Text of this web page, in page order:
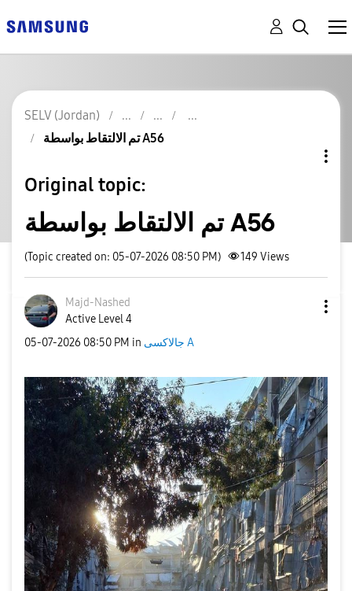
SELV (Jordan)
تم الالتقاط بواسطة A56
Original topic:
تم الالتقاط بواسطة A56
(Topic created on: 05-07-2026 08:50 PM) 149 Views
Majd-Nashed
Active Level 4
‎05-07-2026 08:50 PM in جالاكسى A